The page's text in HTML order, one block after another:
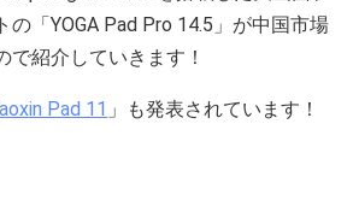
の「YOGA Pad Pro 14.5」が中国市場
で紹介していきます！
Pad 11 」も発表されています！